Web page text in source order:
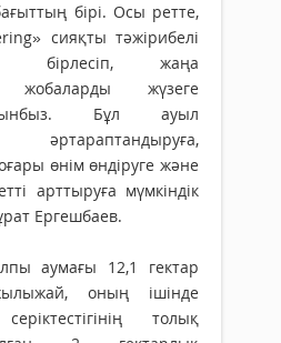
бірі. Осы ретте,
сияқты тәжірибелі
бірлесіп, жаңа
жобаларды жүзеге
Бұл ауыл
әртараптандыруға,
өнім өндіруге және
арттыруға мүмкіндік
Ергешбаев.
аумағы 12,1 гектар
оның ішінде
толық